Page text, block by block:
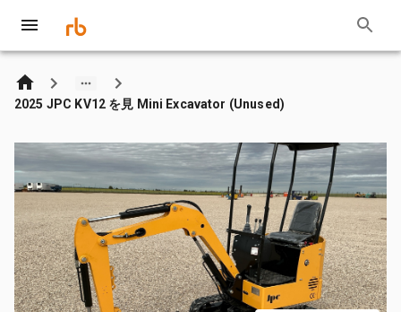
2025 JPC KV12 を見 Mini Excavator (Unused)